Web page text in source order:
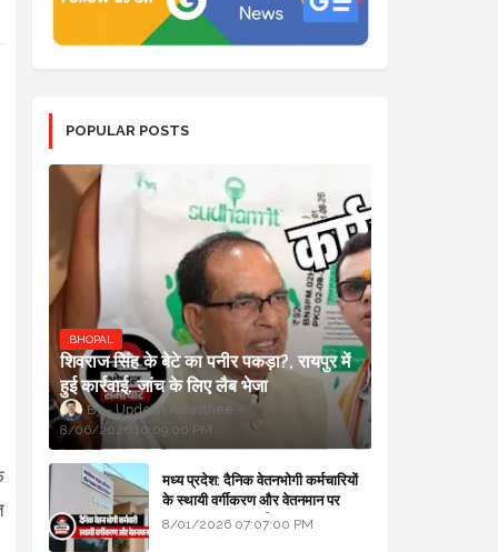
POPULAR POSTS
BHOPAL
शिवराज सिंह के बेटे का पनीर पकड़ा?, रायपुर में
हुई कार्रवाई, जांच के लिए लैब भेजा
Updesh Awasthee
8/06/2026 10:09:00 PM
मध्य प्रदेश: दैनिक वेतनभोगी कर्मचारियों
के स्थायी वर्गीकरण और वेतनमान पर
सरकार का बड़ा स्पष्टीकरण
8/01/2026 07:07:00 PM